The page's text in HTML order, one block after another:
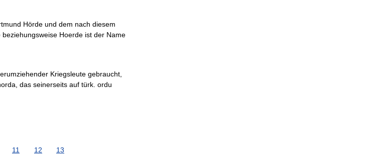
Hörde und dem nach diesem
Hoerde ist der Name
Kriegsleute gebraucht,
das seinerseits auf türk. ordu
11 12 13